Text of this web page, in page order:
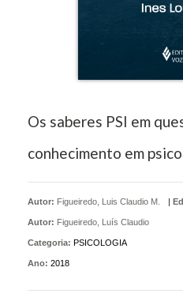
Os saberes PSI em
conhecimento em
Autor: Figueiredo, Luis Claudio M.
Autor: Figueiredo, Luís Claudio
|
Categoria: PSICOLOGIA
Ano: 2018